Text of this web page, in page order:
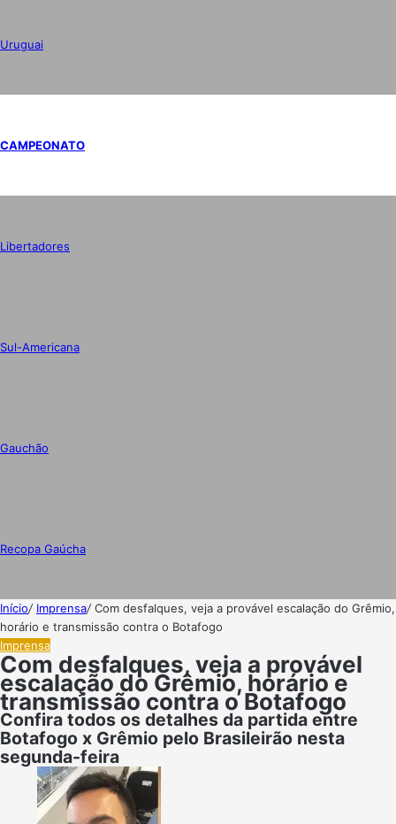
Uruguai
CAMPEONATO
Libertadores
Sul-Americana
Gauchão
Recopa Gaúcha
Início/ Imprensa/Com desfalques, veja a provável escalação do Grêmio,
horário e transmissão contra o Botafogo
Imprensa
Com desfalques, veja a provável
escalação do Grêmio, horário e
transmissão contra o Botafogo
Confira todos os detalhes da partida entre
Botafogo x Grêmio pelo Brasileirão nesta
segunda-feira